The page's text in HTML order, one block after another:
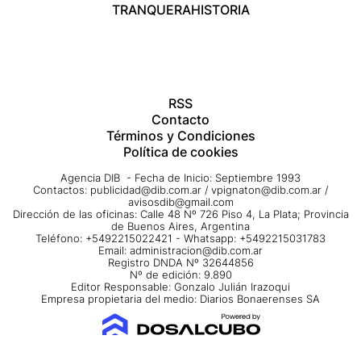
TRANQUERAHISTORIA
RSS
Contacto
Términos y Condiciones
Política de cookies
Agencia DIB - Fecha de Inicio: Septiembre 1993
Contactos: publicidad@dib.com.ar / vpignaton@dib.com.ar /
avisosdib@gmail.com
Dirección de las oficinas: Calle 48 Nº 726 Piso 4, La Plata; Provincia
de Buenos Aires, Argentina
Teléfono: +5492215022421 - Whatsapp: +5492215031783
Email: administracion@dib.com.ar
Registro DNDA Nº 32644856
Nº de edición: 9.890
Editor Responsable: Gonzalo Julián Irazoqui
Empresa propietaria del medio: Diarios Bonaerenses SA